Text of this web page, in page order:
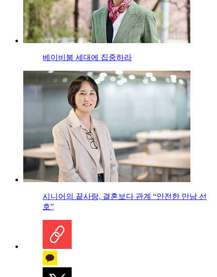
베이비붐 세대에 집중하라
시니어의 끝사랑, 결혼보다 관계 “안전한 만남 선
호”